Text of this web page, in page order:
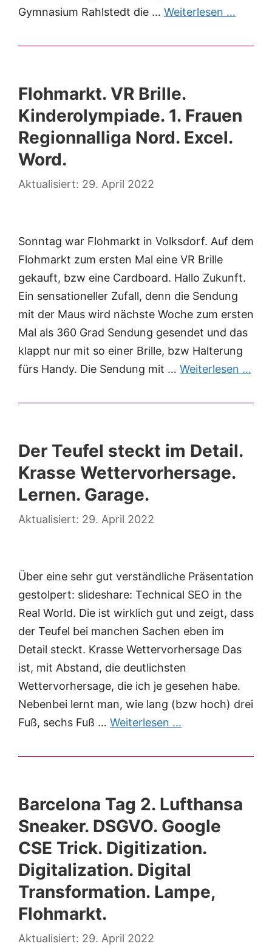
Gymnasium Rahlstedt die … Weiterlesen …
Flohmarkt. VR Brille.
Kinderolympiade. 1. Frauen
Regionnalliga Nord. Excel.
Word.
29. April 2022
Sonntag war Flohmarkt in Volksdorf. Auf dem
Flohmarkt zum ersten Mal eine VR Brille
gekauft, bzw eine Cardboard. Hallo Zukunft.
Ein sensationeller Zufall, denn die Sendung
mit der Maus wird nächste Woche zum ersten
Mal als 360 Grad Sendung gesendet und das
klappt nur mit so einer Brille, bzw Halterung
fürs Handy. Die Sendung mit … Weiterlesen …
Der Teufel steckt im Detail.
Krasse Wettervorhersage.
Lernen. Garage.
29. April 2022
Über eine sehr gut verständliche Präsentation
gestolpert: slideshare: Technical SEO in the
Real World. Die ist wirklich gut und zeigt, dass
der Teufel bei manchen Sachen eben im
Detail steckt. Krasse Wettervorhersage Das
ist, mit Abstand, die deutlichsten
Wettervorhersage, die ich je gesehen habe.
Nebenbei lernt man, wie lang (bzw hoch) drei
Fuß, sechs Fuß … Weiterlesen …
Barcelona Tag 2. Lufthansa
Sneaker. DSGVO. Google
CSE Trick. Digitization.
Digitalization. Digital
Transformation. Lampe,
Flohmarkt.
29. April 2022